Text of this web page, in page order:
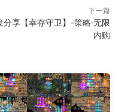
下一篇
分享【幸存守卫】-策略·无限
内购